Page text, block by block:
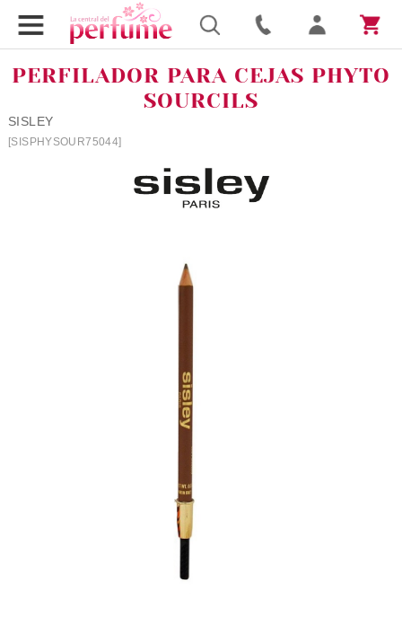
PERFILADOR PARA CEJAS PHYTO
SOURCILS
SISLEY
[SISPHYSOUR75044]